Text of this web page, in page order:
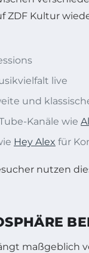
ZDF Kultur
live
und
Kanäle wie
Hey Alex für
nutzen